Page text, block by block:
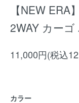
【NEW
2WAY カー
11,000円(税込
カラー